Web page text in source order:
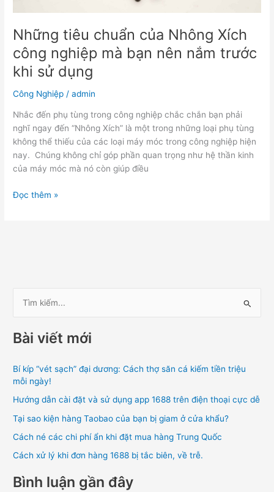
Những tiêu chuẩn của Nhông Xích
công nghiệp mà bạn nên nắm trước
khi sử dụng
Công Nghiệp /admin
Nhắc đến phụ tùng trong công nghiệp chắc chắn bạn phải
nghĩ ngay đến “Nhông Xích” là một trong những loại phụ tùng
không thể thiếu của các loại máy móc trong công nghiệp hiện
nay. Chúng không chỉ góp phần quan trọng như hệ thần kinh
của máy móc mà nó còn giúp điều
trước
khi
sử
dụng
Đọc thêm »
m
i
m
:
Bài viết mới
Bí kíp “vét sạch” đại dương: Cách thợ săn cá kiếm tiền triệu
mỗi ngày!
Hướng dẫn cài đặt và sử dụng app 1688 trên điện thoại cực dễ
Tại sao kiện hàng Taobao của bạn bị giam ở cửa khẩu?
Cách né các chi phí ẩn khi đặt mua hàng Trung Quốc
Cách xử lý khi đơn hàng 1688 bị tắc biên, về trễ.
Bình luận gần đây